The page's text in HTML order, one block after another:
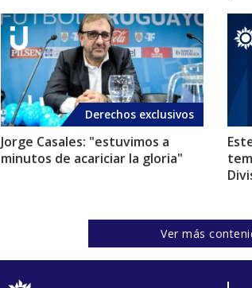
Derechos exclusivos
Jorge Casales: "estuvimos a
minutos de acariciar la gloria"
Ver más